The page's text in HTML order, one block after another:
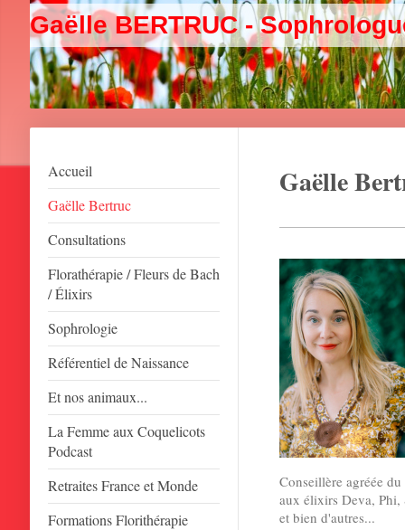
Gaëlle BERTRUC -
Accueil
Gaëlle Bertruc
Consultations
Florathérapie / Fleurs de Bach
/ Élixirs
Sophrologie
Référentiel de Naissance
Et nos animaux...
La Femme aux Coquelicots
Podcast
Retraites France et Monde
Formations Florithérapie
Gaëlle
Conseillère agréée
aux élixirs Deva,
et bien d'autres...